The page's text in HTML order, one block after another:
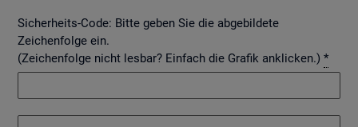
Sicherheits-Code: Bitte geben Sie die abgebildete
Zeichenfolge ein.
(Zeichenfolge nicht lesbar? Einfach die Grafik anklicken.) *